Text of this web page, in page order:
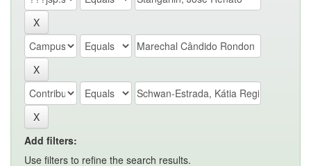
Add filters:
Use filters to refine the search results.